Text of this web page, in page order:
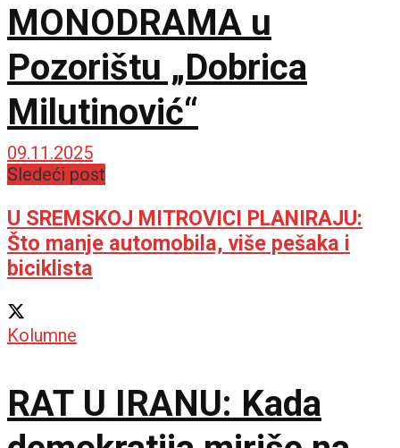
MONODRAMA u
Pozorištu „Dobrica
Milutinović“
09.11.2025
Sledeći post
U SREMSKOJ MITROVICI PLANIRAJU:
Što manje automobila, više pešaka i
biciklista
Kolumne
RAT U IRANU: Kada